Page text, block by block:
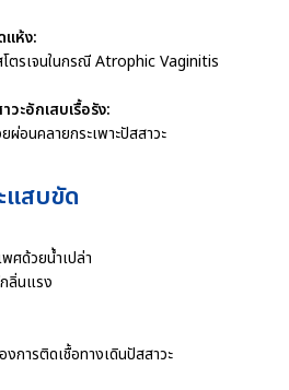
แห้ง:
โตรเจนในกรณี Atrophic Vaginitis
วะอักเสบเรื้อรัง:
ผ่อนคลายกระเพาะปัสสาวะ
แสบขัด
ศด้วยน้ำเปล่า
ลิ่นแรง
การติดเชื้อทางเดินปัสสาวะ